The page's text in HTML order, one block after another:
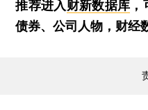
推荐进入财新数据库
债券、公司人物，财经